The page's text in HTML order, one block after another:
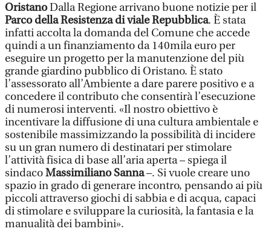
OristanoDalla Regione arrivano buone notizie per il
Parco della Resistenza di viale Repubblica. È stata
infatti accolta la domanda del Comune che accede
quindi a un finanziamento da 140mila euro per
eseguire un progetto per la manutenzione del più
grande giardino pubblico di Oristano. È stato
l’assessorato all’Ambiente a dare parere positivo e a
concedere il contributo che consentirà l’esecuzione
di numerosi interventi. «Il nostro obiettivo è
incentivare la diffusione di una cultura ambientale e
sostenibile massimizzando la possibilità di incidere
su un gran numero di destinatari per stimolare
l’attività fisica di base all’aria aperta – spiega il
sindacoMassimiliano Sanna–. Si vuole creare uno
spazio in grado di generare incontro, pensando ai più
piccoli attraverso giochi di sabbia e di acqua, capaci
di stimolare e sviluppare la curiosità, la fantasia e la
manualità dei bambini».